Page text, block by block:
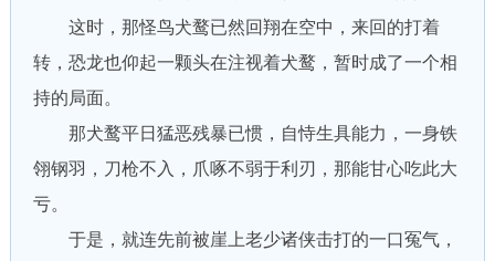
这时，那怪鸟犬鹜已然回翔在空中，来回的打着
转，恐龙也仰起一颗头在注视着犬鹜，暂时成了一个相
持的局面。
那犬鹜平日猛恶残暴已惯，自恃生具能力，一身铁
翎钢羽，刀枪不入，爪啄不弱于利刃，那能甘心吃此大
亏。
于是，就连先前被崖上老少诸侠击打的一口冤气，